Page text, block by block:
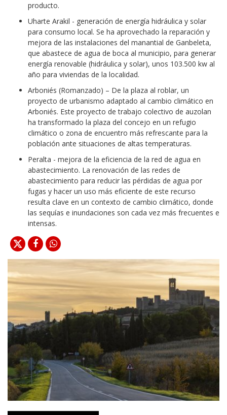
producto.
Uharte Arakil - generación de energía hidráulica y solar
para consumo local. Se ha aprovechado la reparación y
mejora de las instalaciones del manantial de Ganbeleta,
que abastece de agua de boca al municipio, para generar
energía renovable (hidráulica y solar), unos 103.500 kw al
año para viviendas de la localidad.
Arboniés (Romanzado) – De la plaza al roblar, un
proyecto de urbanismo adaptado al cambio climático en
Arboniés. Este proyecto de trabajo colectivo de auzolan
ha transformado la plaza del concejo en un refugio
climático o zona de encuentro más refrescante para la
población ante situaciones de altas temperaturas.
Peralta - mejora de la eficiencia de la red de agua en
abastecimiento. La renovación de las redes de
abastecimiento para reducir las pérdidas de agua por
fugas y hacer un uso más eficiente de este recurso
resulta clave en un contexto de cambio climático, donde
las sequías e inundaciones son cada vez más frecuentes e
intensas.